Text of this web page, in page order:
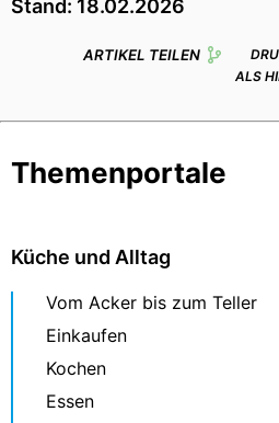
Stand: 18.02.2026
ARTIKEL TEILEN
ALS
Themenportale
Küche und Alltag
Vom Acker bis zum Teller
Einkaufen
Kochen
Essen